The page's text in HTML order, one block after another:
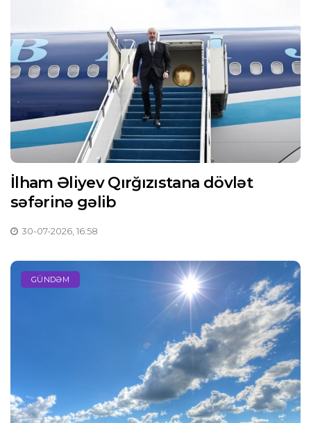
İlham Əliyev Qırğızıstana dövlət
səfərinə gəlib
30-07-2026, 16:58
GÜNDƏM